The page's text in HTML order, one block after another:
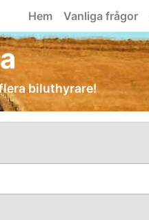
Hem Vanliga frågor
biluthyrare!